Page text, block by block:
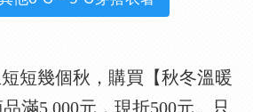
短短幾個秋，購買【秋冬溫暖
滿5,000元，現折500元。只